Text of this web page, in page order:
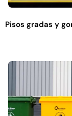
Pisos gradas y